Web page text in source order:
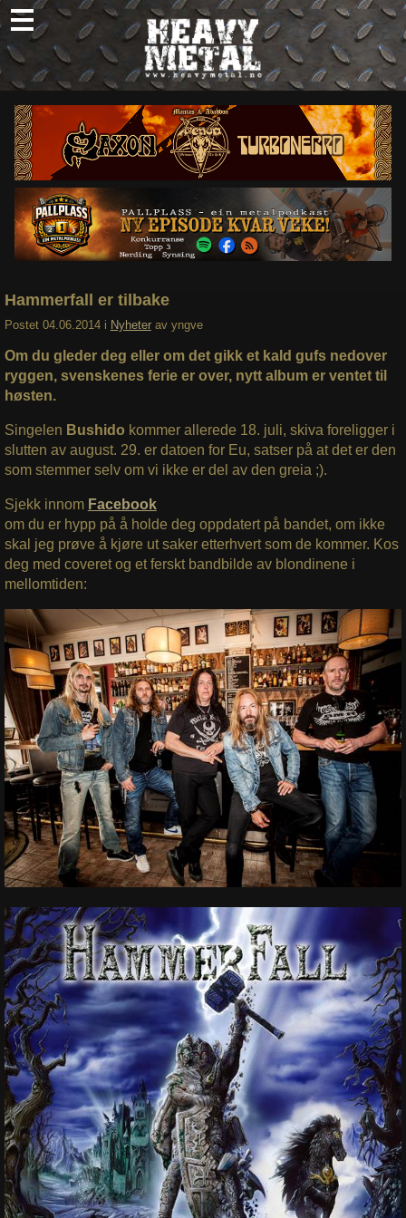
Skip
to
content
Nyheter
Omtaler
Intervjuer
Om oss
Abonner
Søk
Hammerfall er tilbake
Postet 04.06.2014 i Nyheter av yngve
Om du gleder deg eller om det gikk et kald gufs nedover
ryggen, svenskenes ferie er over, nytt album er ventet til
høsten.
Singelen Bushido kommer allerede 18. juli, skiva foreligger i
slutten av august. 29. er datoen for Eu, satser på at det er den
som stemmer selv om vi ikke er del av den greia ;).
Sjekk innom Facebook
om du er hypp på å holde deg oppdatert på bandet, om ikke
skal jeg prøve å kjøre ut saker etterhvert som de kommer. Kos
deg med coveret og et ferskt bandbilde av blondinene i
mellomtiden: